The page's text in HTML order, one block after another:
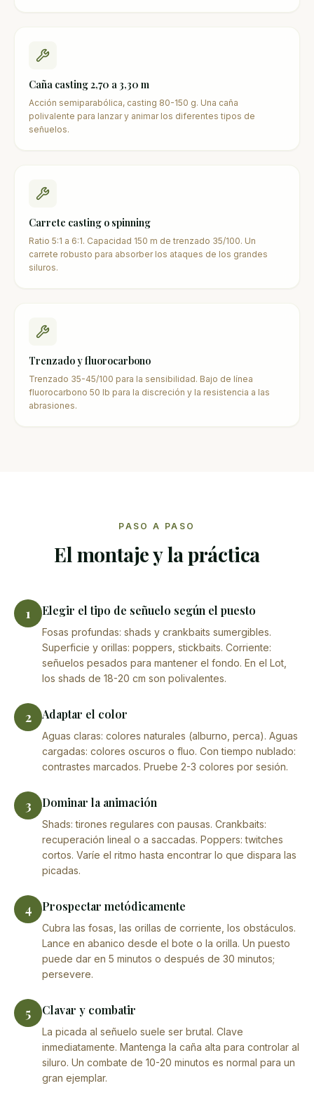
Caña casting 2,70 a 3,30 m
Acción semiparabólica, casting 80-150 g. Una caña
polivalente para lanzar y animar los diferentes tipos de
señuelos.
Carrete casting o spinning
Ratio 5:1 a 6:1. Capacidad 150 m de trenzado 35/100. Un
carrete robusto para absorber los ataques de los grandes
siluros.
Trenzado y fluorocarbono
Trenzado 35-45/100 para la sensibilidad. Bajo de línea
fluorocarbono 50 lb para la discreción y la resistencia a las
abrasiones.
PASO A PASO
El montaje y la práctica
1 Elegir el tipo de señuelo según el puesto
Fosas profundas: shads y crankbaits sumergibles.
Superficie y orillas: poppers, stickbaits. Corriente:
señuelos pesados para mantener el fondo. En el Lot,
los shads de 18-20 cm son polivalentes.
2 Adaptar el color
Aguas claras: colores naturales (alburno, perca). Aguas
cargadas: colores oscuros o fluo. Con tiempo nublado:
contrastes marcados. Pruebe 2-3 colores por sesión.
3 Dominar la animación
Shads: tirones regulares con pausas. Crankbaits:
recuperación lineal o a saccadas. Poppers: twitches
cortos. Varíe el ritmo hasta encontrar lo que dispara las
picadas.
4 Prospectar metódicamente
Cubra las fosas, las orillas de corriente, los obstáculos.
Lance en abanico desde el bote o la orilla. Un puesto
puede dar en 5 minutos o después de 30 minutos;
persevere.
5 Clavar y combatir
La picada al señuelo suele ser brutal. Clave
inmediatamente. Mantenga la caña alta para controlar al
siluro. Un combate de 10-20 minutos es normal para un
gran ejemplar.